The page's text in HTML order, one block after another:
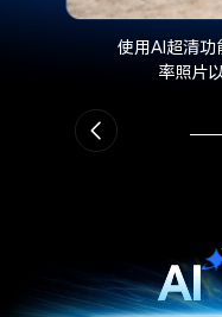
使用AI超清功
率照片
AI